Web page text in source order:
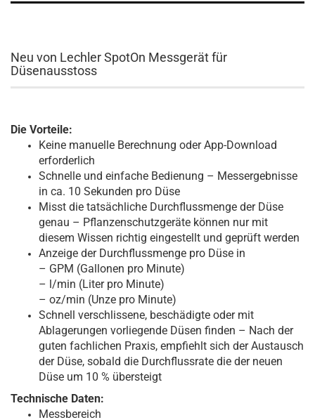
Neu von Lechler SpotOn Messgerät für
Düsenausstoss
Die Vorteile:
Keine manuelle Berechnung oder App-Download
erforderlich
Schnelle und einfache Bedienung – Messergebnisse
in ca. 10 Sekunden pro Düse
Misst die tatsächliche Durchflussmenge der Düse
genau – Pflanzenschutzgeräte können nur mit
diesem Wissen richtig eingestellt und geprüft werden
Anzeige der Durchflussmenge pro Düse in
– GPM (Gallonen pro Minute)
– l/min (Liter pro Minute)
– oz/min (Unze pro Minute)
Schnell verschlissene, beschädigte oder mit
Ablagerungen vorliegende Düsen finden – Nach der
guten fachlichen Praxis, empfiehlt sich der Austausch
der Düse, sobald die Durchflussrate die der neuen
Düse um 10 % übersteigt
Technische Daten:
Messbereich